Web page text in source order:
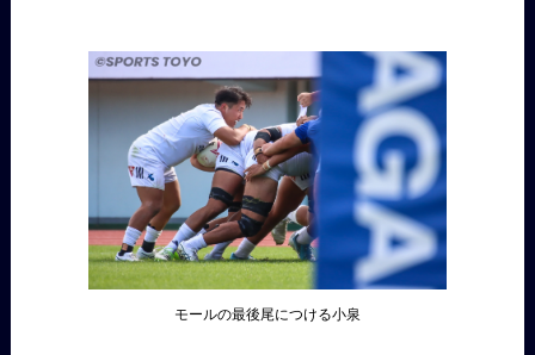
モールの最後尾につける小泉